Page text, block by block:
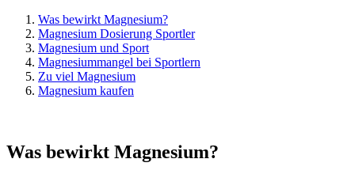
Was bewirkt Magnesium?
Magnesium Dosierung Sportler
Magnesium und Sport
Magnesiummangel bei Sportlern
Zu viel Magnesium
Magnesium kaufen
Was bewirkt Magnesium?